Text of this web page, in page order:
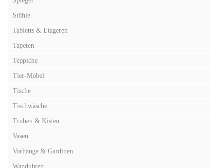
Stühle
Tabletts & Etageren
Tapeten
Teppiche
Tier-Möbel
Tische
Tischwäsche
Truhen & Kisten
Vasen
Vorhänge & Gardinen
Wanduhren